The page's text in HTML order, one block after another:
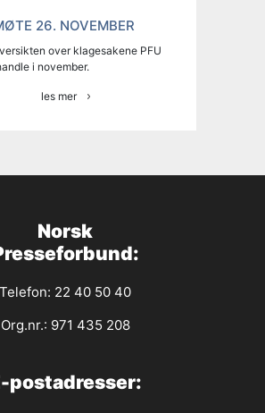
26. NOVEMBER
over klagesakene PFU
i november.
les mer
Norsk
Telefon: 22 40 50 40
Org.nr.: 971 435 208
postadresser: